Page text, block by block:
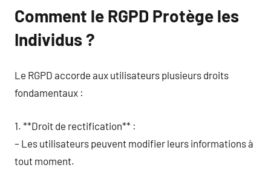
Comment le RGPD Protège les
Individus ?
Le RGPD accorde aux utilisateurs plusieurs droits
fondamentaux :
1. **Droit de rectification** :
– Les utilisateurs peuvent modifier leurs informations à
tout moment.